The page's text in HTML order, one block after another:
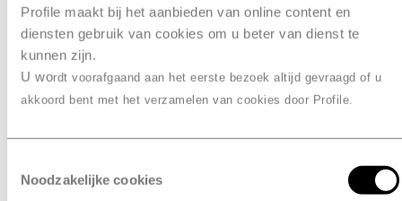
Profile maakt bij het aanbieden van online content en
diensten gebruik van cookies om u beter van dienst te
kunnen zijn.
U wordt voorafgaand aan het eerste bezoek altijd gevraagd of u
akkoord bent met het verzamelen van cookies door Profile.
Noodzakelijke cookies
Des Profilers chargés d’une
mission
Nous favorisons le savoir-faire, la sécurité et
environnement de travail sûr et agréable.
Veillez à la sécurité de votre environnement de
travail et utilisez les bons équipements de